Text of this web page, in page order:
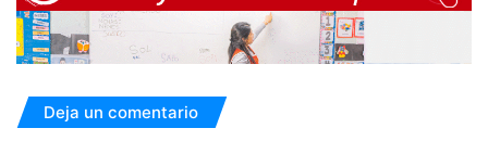
Deja un comentario